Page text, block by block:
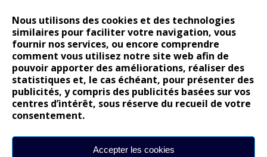
Nous utilisons des cookies et des technologies
similaires pour faciliter votre navigation, vous
fournir nos services, ou encore comprendre
comment vous utilisez notre site web afin de
pouvoir apporter des améliorations, réaliser des
statistiques et, le cas échéant, pour présenter des
publicités, y compris des publicités basées sur vos
centres d’intérêt, sous réserve du recueil de votre
consentement.
Accepter les cookies
14 juillet : nouveau film de marque pour Citroën
Renault Espace : voyage, voyage…
Peugeot E-208 GTi : naissance d’une légende
COMMENTAIRES RÉCENTS
Bernard Dardartdans
Gilly